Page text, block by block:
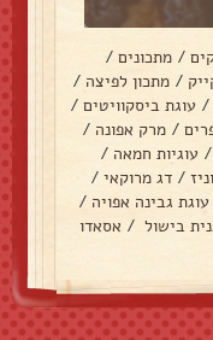
/ מתכונים /
/ מתכון לפיצה /
/ עוגת ביסקוויטים /
/ מרק אפונה /
/ עוגיות חמאה /
/ דג מרוקאי /
עוגת גבינה אפויה /
בישול / אסאדו